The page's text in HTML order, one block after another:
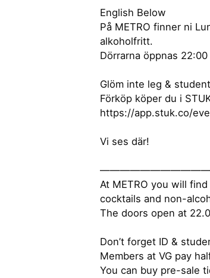
English Below
På METRO finner ni
alkoholfritt.
Dörrarna öppnas
Glöm inte leg &
Förköp köper du i
https://app.stuk.co/
Vi ses där!
At METRO you will
cocktails and non-
The doors open at
Don’t forget ID &
Members at VG pay
You can buy pre-sale